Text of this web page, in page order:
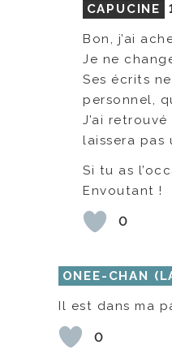
CAPUCINE
Bon, j’ai
Je ne
Ses écrits
personnel,
J’ai
laissera pas
Si tu as
Envoutant !
0
ONEE-CHAN
Il est dans ma
0